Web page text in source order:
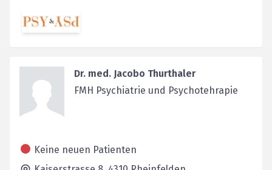
Dr. med. Jacobo Thurthaler
FMH Psychiatrie und Psychotehrapie
Keine neuen Patienten